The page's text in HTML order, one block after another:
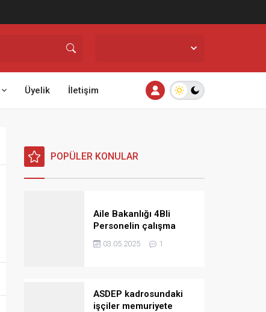
Üyelik İletişim
POPÜLER KONULAR
Aile Bakanlığı 4Bli
Personelin çalışma
saatlerine ilişkin görüş
ve talimat yayınladı
03.05.2025 1
ASDEP kadrosundaki
işçiler memuriyete